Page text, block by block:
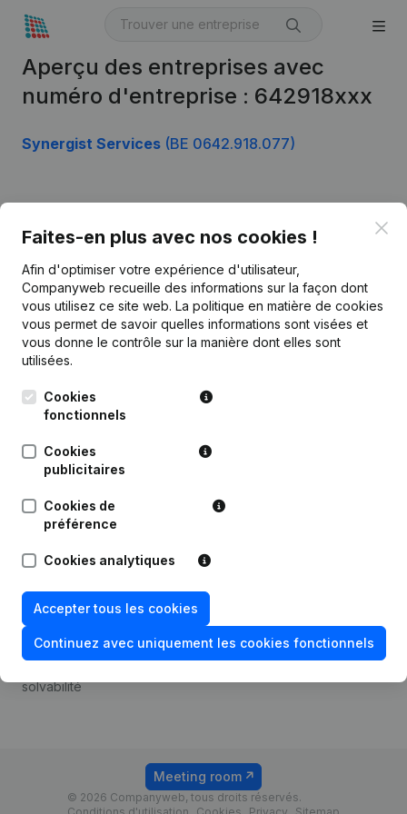
Aperçu des entreprises avec
numéro d'entreprise : 642918xxx
Synergist Services (BE 0642.918.077)
Faites-en plus avec nos cookies !
Afin d'optimiser votre expérience d'utilisateur,
Companyweb recueille des informations sur la façon dont
vous utilisez ce site web. La politique en matière de cookies
vous permet de savoir quelles informations sont visées et
vous donne le contrôle sur la manière dont elles sont
utilisées.
Cookies
fonctionnels
Cookies
publicitaires
Cookies de
préférence
Cookies analytiques
Accepter tous les cookies
Continuez avec uniquement les cookies fonctionnels
Français
Kantorenpark Everest
Leuvensesteenweg
1800 Vilvoorde
Informations d’entreprise
Monitoring
Recherche internationale
Prospection
Compliance et prévention
de la fraude
Consulter des comptes
Recherche de numéro de
TVA
solvabilité
Tarifs
© 2026 Companyweb, tous droits réservés.
Meeting room